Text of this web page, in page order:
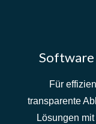
Software
Für
transparente
Lösungen